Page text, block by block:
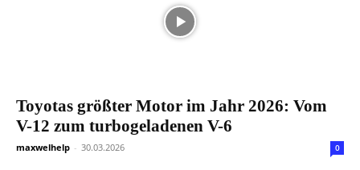
Toyotas größter Motor im Jahr 2026: Vom
V-12 zum turbogeladenen V-6
maxwelhelp - 30.03.2026 0